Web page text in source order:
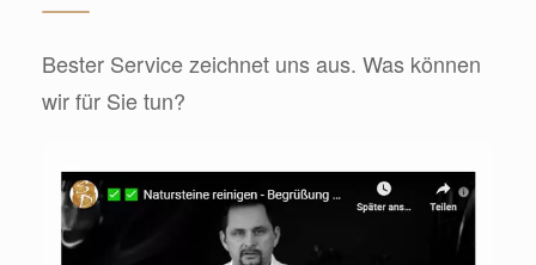
Bester Service zeichnet uns aus. Was können
wir für Sie tun?